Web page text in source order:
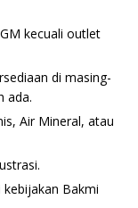
kecuali outlet
di masing-
ada.
Air Mineral, atau
Bakmi